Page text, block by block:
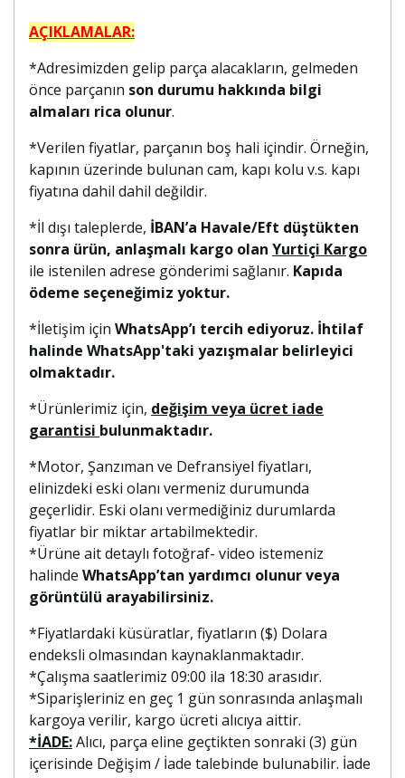
AÇIKLAMALAR:
*Adresimizden gelip parça alacakların, gelmeden
önce parçanın son durumu hakkında bilgi
almaları rica olunur.
*Verilen fiyatlar, parçanın boş hali içindir. Örneğin,
kapının üzerinde bulunan cam, kapı kolu v.s. kapı
fiyatına dahil dahil değildir.
*İl dışı taleplerde, İBAN’a Havale/Eft düştükten
sonra ürün, anlaşmalı kargo olan Yurtiçi Kargo
ile istenilen adrese gönderimi sağlanır. Kapıda
ödeme seçeneğimiz yoktur.
*İletişim için WhatsApp’ı tercih ediyoruz. İhtilaf
halinde WhatsApp'taki yazışmalar belirleyici
olmaktadır.
*Ürünlerimiz için, değişim veya ücret iade
garantisi bulunmaktadır.
*Motor, Şanzıman ve Defransiyel fiyatları,
elinizdeki eski olanı vermeniz durumunda
geçerlidir. Eski olanı vermediğiniz durumlarda
fiyatlar bir miktar artabilmektedir.
*Ürüne ait detaylı fotoğraf- video istemeniz
halinde WhatsApp’tan yardımcı olunur veya
görüntülü arayabilirsiniz.
*Fiyatlardaki küsüratlar, fiyatların ($) Dolara
endeksli olmasından kaynaklanmaktadır.
*Çalışma saatlerimiz 09:00 ila 18:30 arasıdır.
*Siparişleriniz en geç 1 gün sonrasında anlaşmalı
kargoya verilir, kargo ücreti alıcıya aittir.
*İADE:Alıcı, parça eline geçtikten sonraki (3) gün
içerisinde Değişim / İade talebinde bulunabilir. İade